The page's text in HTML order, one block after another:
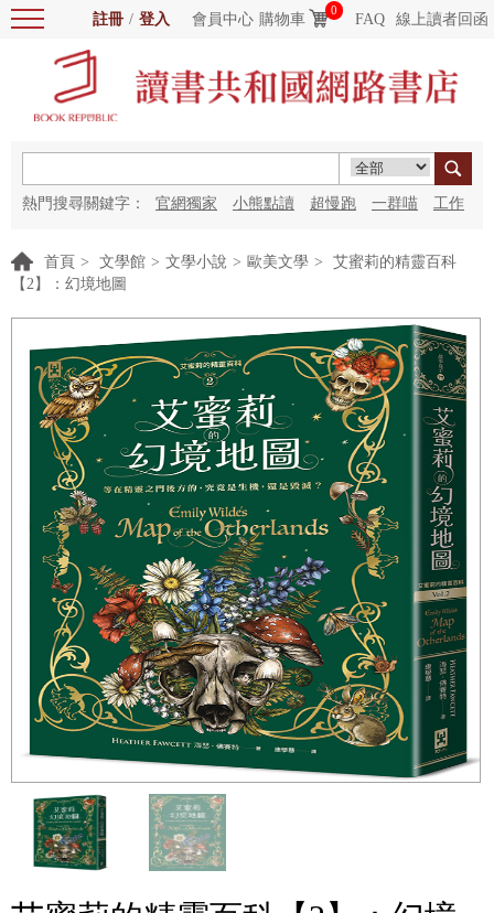
註冊 / 登入 會員中心 購物車
0
FAQ 線上讀者回函
熱門搜尋關鍵字： 官網獨家 小熊點讀 超慢跑 一群喵 工作
首頁 > 文學館 > 文學小說 > 歐美文學 >
艾蜜莉的精靈百科
【2】：幻境地圖